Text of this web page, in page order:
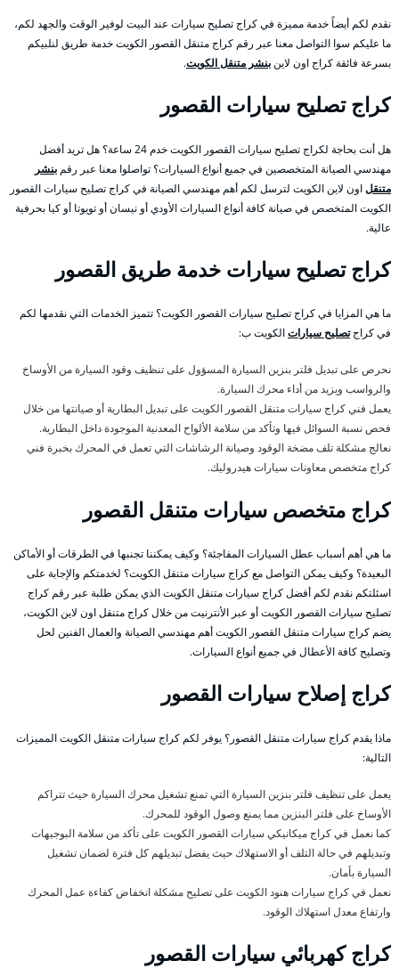
نقدم لكم أيضاً خدمة مميزة في كراج تصليح سيارات عند البيت لوفير الوقت والجهد لكم،
ما عليكم سوا التواصل معنا عبر رقم كراج متنقل القصور الكويت خدمة طريق لنلبيكم
بسرعة فائقة كراج اون لاينبنشر متنقل الكويت.
كراج تصليح سيارات القصور
هل أنت بحاجة لكراج تصليح سيارات القصور الكويت خدم 24 ساعة؟ هل تريد أفضل
مهندسي الصيانة المتخصصين في جميع أنواع السيارات؟ تواصلوا معنا عبر رقم بنشر
متنقلاون لاين الكويت لترسل لكم أهم مهندسي الصيانة في كراج تصليح سيارات القصور
الكويت المتخصص في صيانة كافة أنواع السيارات الأودي أو نيسان أو تويوتا أو كيا بحرفية
عالية.
كراج تصليح سيارات خدمة طريق القصور
ما هي المزايا في كراج تصليح سيارات القصور الكويت؟ تتميز الخدمات التي نقدمها لكم
في كراجتصليح سياراتالكويت ب:
نحرص على تبديل فلتر بنزين السيارة المسؤول على تنظيف وقود السيارة من الأوساخ
والرواسب ويزيد من أداء محرك السيارة.
يعمل فني كراج سيارات متنقل القصور الكويت على تبديل البطارية أو صيانتها من خلال
فحص نسبة السوائل فيها وتأكد من سلامة الألواح المعدنية الموجودة داخل البطارية.
نعالج مشكلة تلف مضخة الوقود وصيانة الرشاشات التي تعمل في المحرك بخبرة فني
كراج متخصص معاونات سيارات هيدروليك.
كراج متخصص سيارات متنقل القصور
ما هي أهم أسباب عطل السيارات المفاجئة؟ وكيف يمكننا تجنبها في الطرقات أو الأماكن
البعيدة؟ وكيف يمكن التواصل مع كراج سيارات متنقل الكويت؟ لخدمتكم والإجابة على
اسئلتكم نقدم لكم أفضل كراج سيارات متنقل الكويت الذي يمكن طلبة عبر رقم كراج
تصليح سيارات القصور الكويت أو عبر الأنترنيت من خلال كراج متنقل اون لاين الكويت،
يضم كراج سيارات متنقل القصور الكويت أهم مهندسي الصيانة والعمال الفنين لحل
وتصليح كافة الأعطال في جميع أنواع السيارات.
كراج إصلاح سيارات القصور
ماذا يقدم كراج سيارات متنقل القصور؟ يوفر لكم كراج سيارات متنقل الكويت المميزات
التالية:
يعمل على تنظيف فلتر بنزين السيارة التي تمنع تشغيل محرك السيارة حيث تتراكم
الأوساخ على فلتر البنزين مما يمنع وصول الوقود للمحرك.
كما نعمل في كراج ميكانيكي سيارات القصور الكويت على تأكد من سلامة البوجيهات
وتبديلهم في حالة التلف أو الاستهلاك حيث يفضل تبديلهم كل فترة لضمان تشغيل
السيارة بأمان.
نعمل في كراج سيارات هنود الكويت على تصليح مشكلة انخفاض كفاءة عمل المحرك
وارتفاع معدل استهلاك الوقود.
كراج كهربائي سيارات القصور